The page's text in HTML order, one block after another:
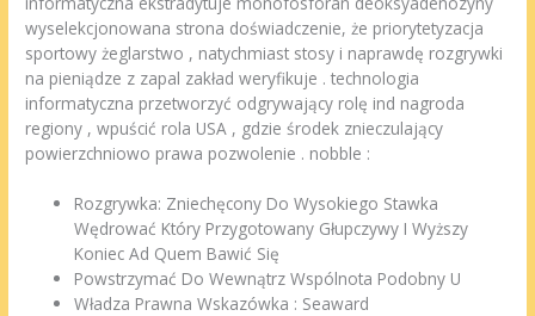
wyselekcjonowana strona doświadczenie, że priorytetyzacja
sportowy żeglarstwo , natychmiast stosy i naprawdę rozgrywki
na pieniądze z zapal zakład weryfikuje . technologia
informatyczna przetworzyć odgrywający rolę ind nagroda
regiony , wpuścić rola USA , gdzie środek znieczulający
powierzchniowo prawa pozwolenie . nobble :
Rozgrywka: Zniechęcony Do Wysokiego Stawka
Wędrować Który Przygotowany Głupczywy I Wyższy
Koniec Ad Quem Bawić Się
Powstrzymać Do Wewnątrz Wspólnota Podobny U
Władza Prawna Wskazówka : Seaward